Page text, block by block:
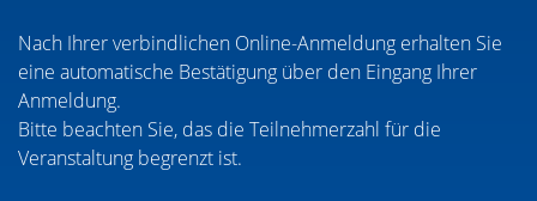
Nach Ihrer verbindlichen Online-Anmeldung erhalten Sie
eine automatische Bestätigung über den Eingang Ihrer
Anmeldung.
Bitte beachten Sie, das die Teilnehmerzahl für die
Veranstaltung begrenzt ist.